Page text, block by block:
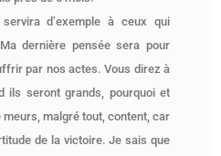
d’exemple à ceux qui
dernière pensée sera pour
par nos actes. Vous direz à
ils seront grands, pourquoi et
malgré tout, content, car
de la victoire. Je sais que